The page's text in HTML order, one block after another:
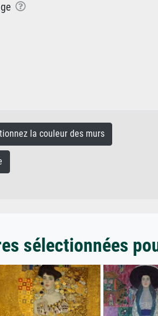
la couleur des murs
sélectionnées